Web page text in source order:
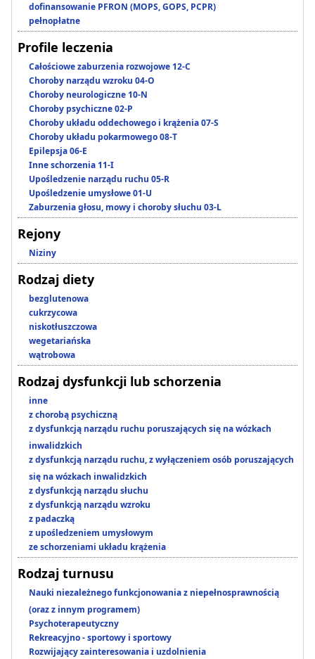
dofinansowanie PFRON (MOPS, GOPS, PCPR)
pełnopłatne
Profile leczenia
Całościowe zaburzenia rozwojowe 12-C
Choroby narządu wzroku 04-O
Choroby neurologiczne 10-N
Choroby psychiczne 02-P
Choroby układu oddechowego i krążenia 07-S
Choroby układu pokarmowego 08-T
Epilepsja 06-E
Inne schorzenia 11-I
Upośledzenie narządu ruchu 05-R
Upośledzenie umysłowe 01-U
Zaburzenia głosu, mowy i choroby słuchu 03-L
Rejony
Niziny
Rodzaj diety
bezglutenowa
cukrzycowa
niskotłuszczowa
wegetariańska
wątrobowa
Rodzaj dysfunkcji lub schorzenia
inne
z chorobą psychiczną
z dysfunkcją narządu ruchu poruszających się na wózkach
inwalidzkich
z dysfunkcją narządu ruchu, z wyłączeniem osób poruszających
się na wózkach inwalidzkich
z dysfunkcją narządu słuchu
z dysfunkcją narządu wzroku
z padaczką
z upośledzeniem umysłowym
ze schorzeniami układu krążenia
Rodzaj turnusu
Nauki niezależnego funkcjonowania z niepełnosprawnością
(oraz z innym programem)
Psychoterapeutyczny
Rekreacyjno - sportowy i sportowy
Rozwijający zainteresowania i uzdolnienia